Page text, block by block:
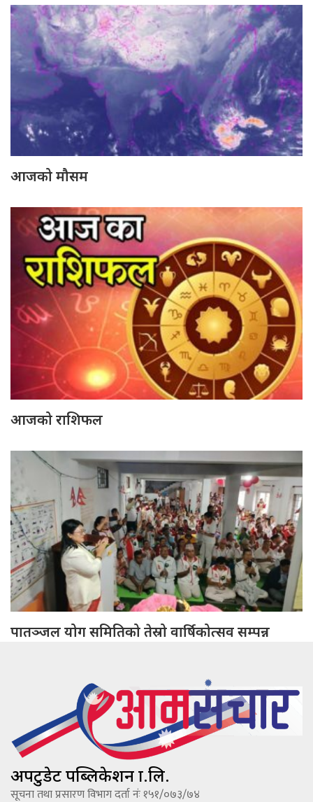
आजको मौसम
आजको राशिफल
पातञ्जल योग समितिको तेस्रो वार्षिकोत्सव सम्पन्न
अपटुडेट पब्लिकेशन प्रा.लि.
सूचना तथा प्रसारण विभाग दर्ता नंः १५१/०७३/७४